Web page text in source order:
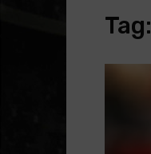
Tag: